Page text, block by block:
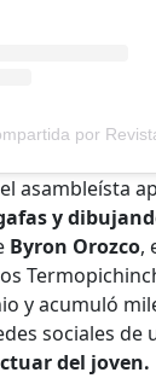
asambleísta
y
Byron Orozco,
y acumuló
sociales de
del joven.